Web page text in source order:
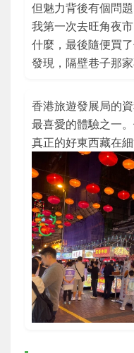
但魅力背後有個問
我第一次去旺角夜
什麼，最後隨便買
發現，隔壁巷子那
香港旅遊發展局的
最喜愛的體驗之一
真正的好東西藏在細